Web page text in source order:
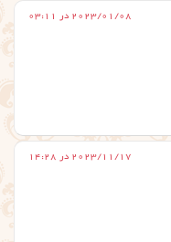
2023/01/08 در 03:11
2023/11/17 در 14:28